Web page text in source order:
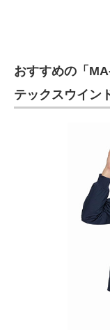
おすすめの「
テックスウイン